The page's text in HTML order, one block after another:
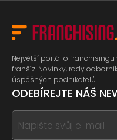
Největší portál o franchisingu
franšíz. Novinky, rady
úspěšných podnikatelů.
ODEBÍREJTE NÁŠ
If
you